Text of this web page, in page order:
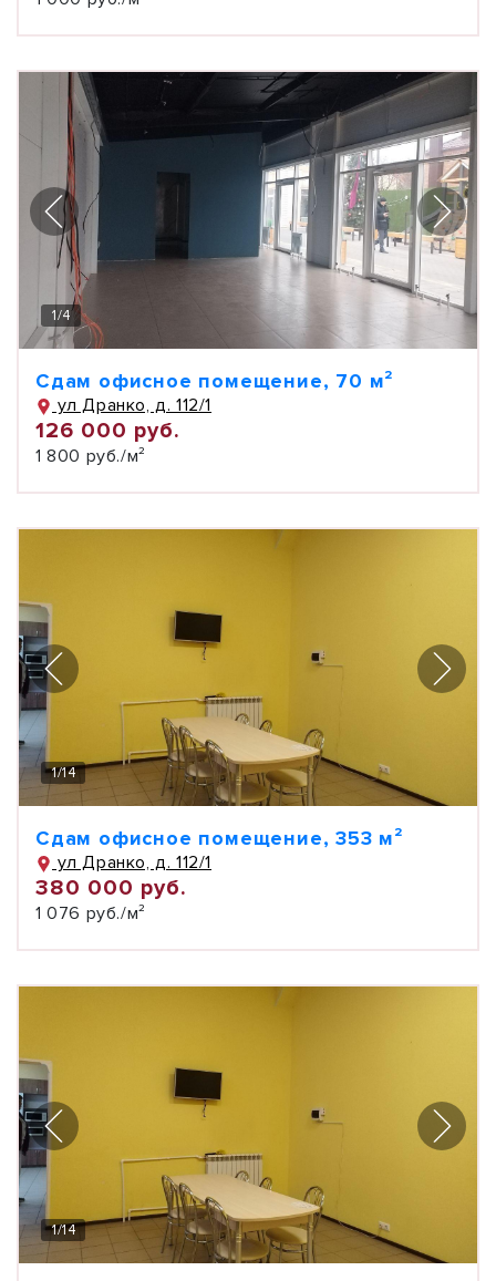
1/4
Сдам офисное помещение, 70 м²
ул Дранко, д. 112/1
126 000 руб.
1 800 руб./м²
1/14
Сдам офисное помещение, 353 м²
ул Дранко, д. 112/1
380 000 руб.
1 076 руб./м²
1/14